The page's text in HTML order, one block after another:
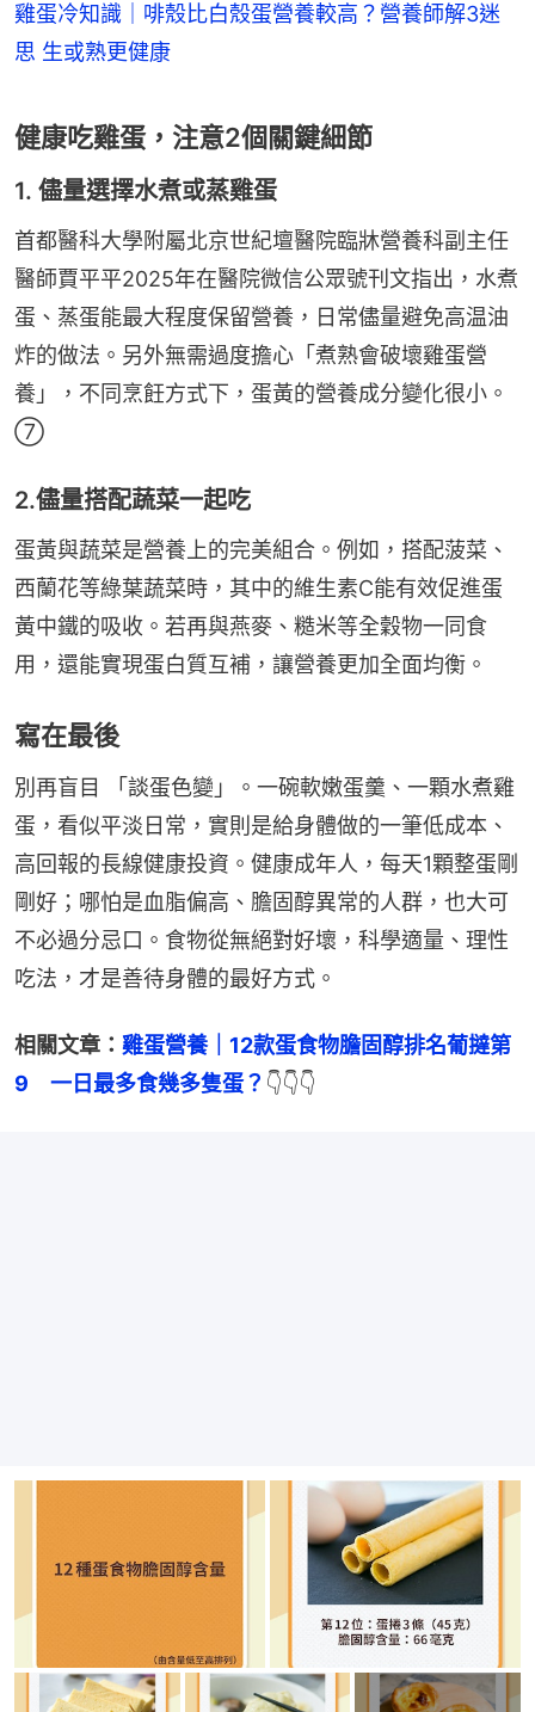
雞蛋冷知識｜啡殼比白殼蛋營養較高？營養師解3迷
思 生或熟更健康
健康吃雞蛋，注意2個關鍵細節
1. 儘量選擇水煮或蒸雞蛋
首都醫科大學附屬北京世紀壇醫院臨牀營養科副主任
醫師賈平平2025年在醫院微信公眾號刊文指出，水煮
蛋、蒸蛋能最大程度保留營養，日常儘量避免高温油
炸的做法。另外無需過度擔心「煮熟會破壞雞蛋營
養」，不同烹飪方式下，蛋黃的營養成分變化很小。
⑦
2.儘量搭配蔬菜一起吃
蛋黃與蔬菜是營養上的完美組合。例如，搭配菠菜、
西蘭花等綠葉蔬菜時，其中的維生素C能有效促進蛋
黃中鐵的吸收。若再與燕麥、糙米等全穀物一同食
用，還能實現蛋白質互補，讓營養更加全面均衡。
寫在最後
別再盲目 「談蛋色變」。一碗軟嫩蛋羹、一顆水煮雞
蛋，看似平淡日常，實則是給身體做的一筆低成本、
高回報的長線健康投資。健康成年人，每天1顆整蛋剛
剛好；哪怕是血脂偏高、膽固醇異常的人群，也大可
不必過分忌口。食物從無絕對好壞，科學適量、理性
吃法，才是善待身體的最好方式。
相關文章： 雞蛋營養｜12款蛋食物膽固醇排名葡撻第
9　一日最多食幾多隻蛋？ 👇👇👇